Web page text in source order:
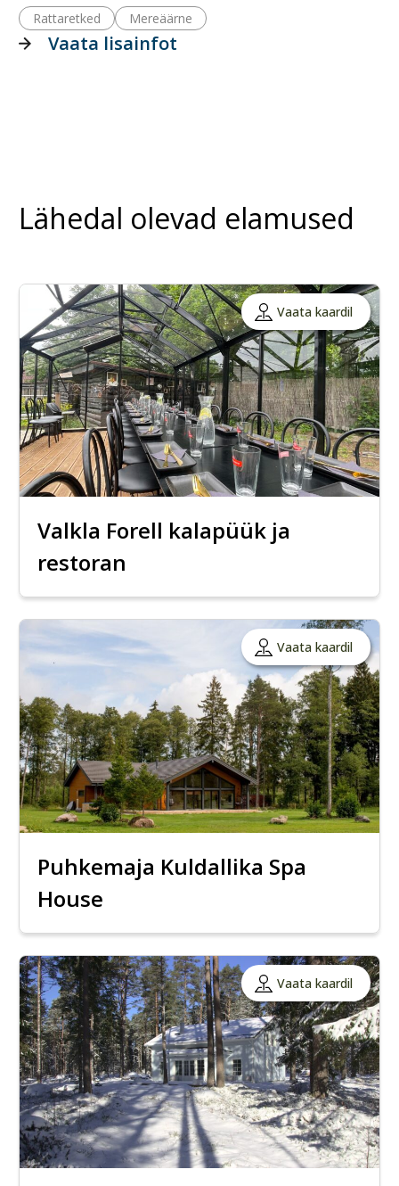
Rattaretked Mereäärne
Vaata lisainfot
Lähedal olevad elamused
Vaata kaardil
Valkla Forell kalapüük ja
restoran
Vaata kaardil
Puhkemaja Kuldallika Spa
House
Vaata kaardil